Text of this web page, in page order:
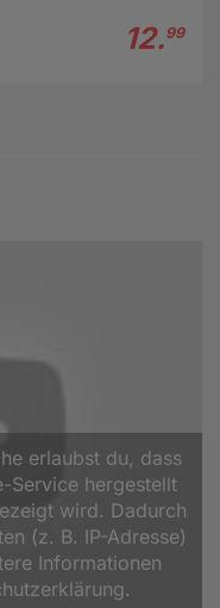
12.99
erlaubst du, dass
Service hergestellt
wird. Dadurch
(z. B. IP-Adresse)
Informationen